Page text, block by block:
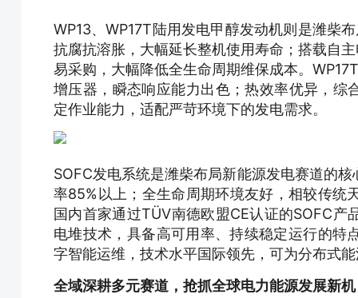
WP13、WP17T陆用发电甲醇发动机则是潍柴
抗腐抗溶胀，大幅延长整机使用寿命；搭载自
易采购，大幅降低全生命周期维保成本。
增压器，瞬态响应能力出色；热效率优异，
定作业能力，适配严苛环境下的发电需求。
SOFC发电系统是潍柴布局新能源发电赛道的
率85%以上；全生命周期环境友好，相较传统
国内首家通过TÜV南德欧盟CE认证的SOFC
电堆技术，具备高可用率、持续稳定运行的特
字智能运维，技术水平国际领先，可为分布式
全域深耕多元赛道，抢抓全球电力能源发展新机